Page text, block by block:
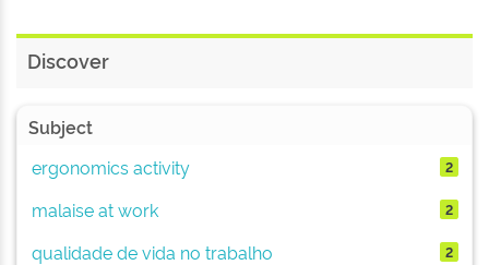
Discover
Subject
ergonomics activity
2
malaise at work 2
qualidade de vida no trabalho 2